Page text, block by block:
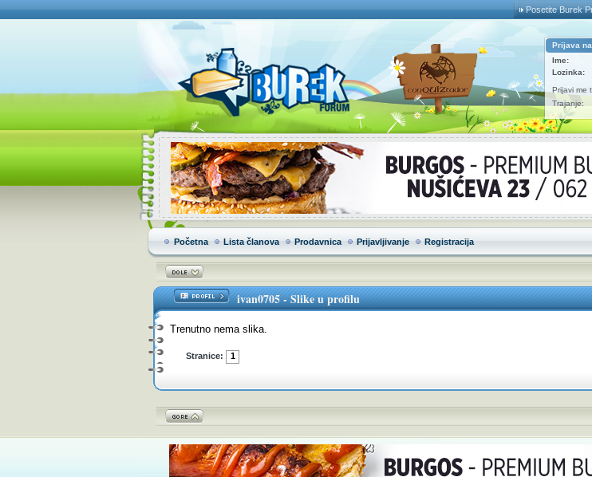
Posetite Burek
Prijava
Ime:
Lozinka:
Prijavi me
Trajanje:
Početna Lista članova Prodavnica Prijavljivanje Registracija
ivan0705-Slike u profilu
Trenutno nema slika.
Stranice: 1